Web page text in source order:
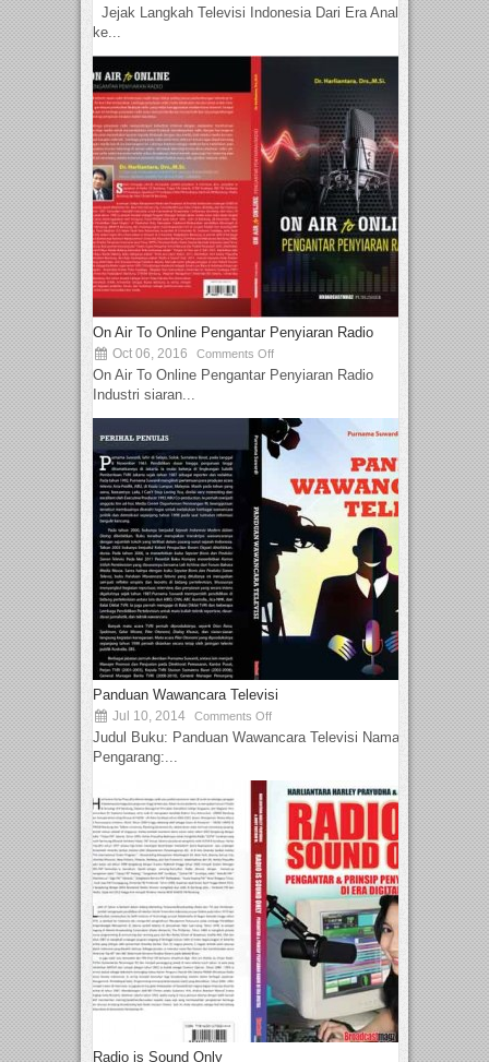
Jejak Langkah Televisi Indonesia Dari Era Analog
ke...
On Air To Online Pengantar Penyiaran Radio
Oct 06, 2016 Comments Off
On Air To Online Pengantar Penyiaran Radio
Industri siaran...
Panduan Wawancara Televisi
Jul 10, 2014 Comments Off
Judul Buku: Panduan Wawancara Televisi Nama
Pengarang:...
Radio is Sound Only